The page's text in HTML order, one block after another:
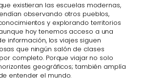
existieran las escuelas modernas,
observando otros pueblos,
y explorando territorios
hoy tenemos acceso a una
información, los viajes siguen
que ningún salón de clases
completo. Porque viajar no solo
geográficos; también amplía
entender el mundo.